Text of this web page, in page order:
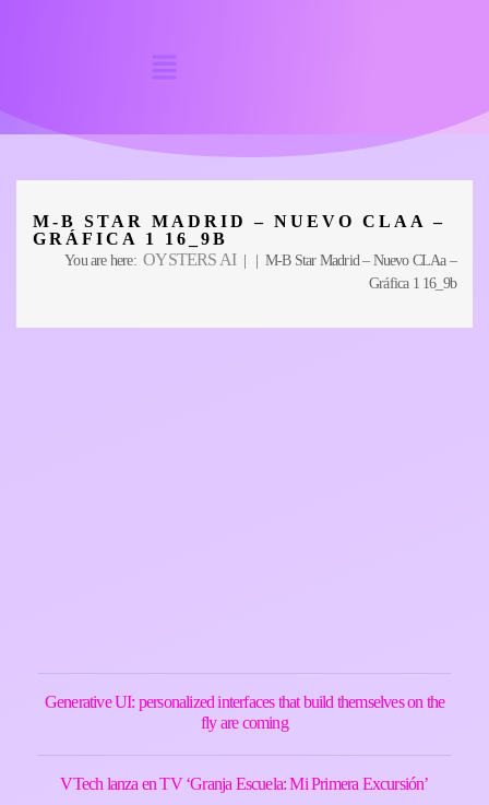
M-B STAR MADRID – NUEVO CLAA –
GRÁFICA 1 16_9B
You are here:OYSTERS AI | | M-B Star Madrid – Nuevo CLAa –
Gráfica 1 16_9b
Generative UI: personalized interfaces that build themselves on the
fly are coming
VTech lanza en TV ‘Granja Escuela: Mi Primera Excursión’